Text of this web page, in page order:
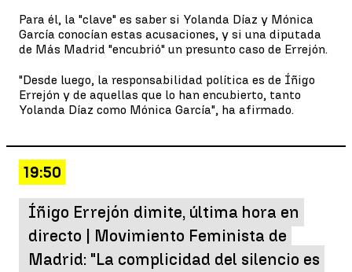
Para él, la "clave" es saber si Yolanda Díaz y Mónica
García conocían estas acusaciones, y si una diputada
de Más Madrid "encubrió" un presunto caso de Errejón.
"Desde luego, la responsabilidad política es de Íñigo
Errejón y de aquellas que lo han encubierto, tanto
Yolanda Díaz como Mónica García", ha afirmado.
19:50
Íñigo Errejón dimite, última hora en
directo | Movimiento Feminista de
Madrid: "La complicidad del silencio es